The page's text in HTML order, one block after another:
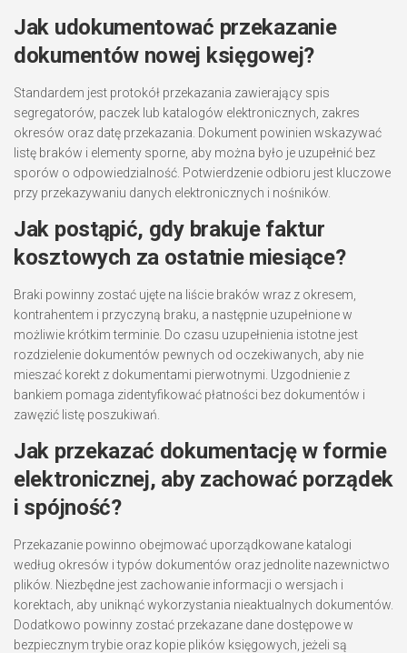
Jak udokumentować przekazanie
dokumentów nowej księgowej?
Standardem jest protokół przekazania zawierający spis
segregatorów, paczek lub katalogów elektronicznych, zakres
okresów oraz datę przekazania. Dokument powinien wskazywać
listę braków i elementy sporne, aby można było je uzupełnić bez
sporów o odpowiedzialność. Potwierdzenie odbioru jest kluczowe
przy przekazywaniu danych elektronicznych i nośników.
Jak postąpić, gdy brakuje faktur
kosztowych za ostatnie miesiące?
Braki powinny zostać ujęte na liście braków wraz z okresem,
kontrahentem i przyczyną braku, a następnie uzupełnione w
możliwie krótkim terminie. Do czasu uzupełnienia istotne jest
rozdzielenie dokumentów pewnych od oczekiwanych, aby nie
mieszać korekt z dokumentami pierwotnymi. Uzgodnienie z
bankiem pomaga zidentyfikować płatności bez dokumentów i
zawęzić listę poszukiwań.
Jak przekazać dokumentację w formie
elektronicznej, aby zachować porządek
i spójność?
Przekazanie powinno obejmować uporządkowane katalogi
według okresów i typów dokumentów oraz jednolite nazewnictwo
plików. Niezbędne jest zachowanie informacji o wersjach i
korektach, aby uniknąć wykorzystania nieaktualnych dokumentów.
Dodatkowo powinny zostać przekazane dane dostępowe w
bezpiecznym trybie oraz kopie plików księgowych, jeżeli są